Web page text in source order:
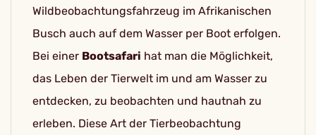
Wildbeobachtungsfahrzeug im Afrikanischen
Busch auch auf dem Wasser per Boot erfolgen.
Bei einer Bootsafari hat man die Möglichkeit,
das Leben der Tierwelt im und am Wasser zu
entdecken, zu beobachten und hautnah zu
erleben. Diese Art der Tierbeobachtung